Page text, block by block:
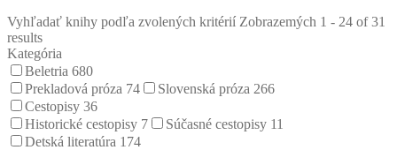
Vyhľadať knihy podľa zvolených kritérií Zobrazemých 1 - 24 of 31
results
Kategória
Beletria 680
Prekladová próza 74 Slovenská próza 266
Cestopisy 36
Historické cestopisy 7 Súčasné cestopisy 11
Detská literatúra 174